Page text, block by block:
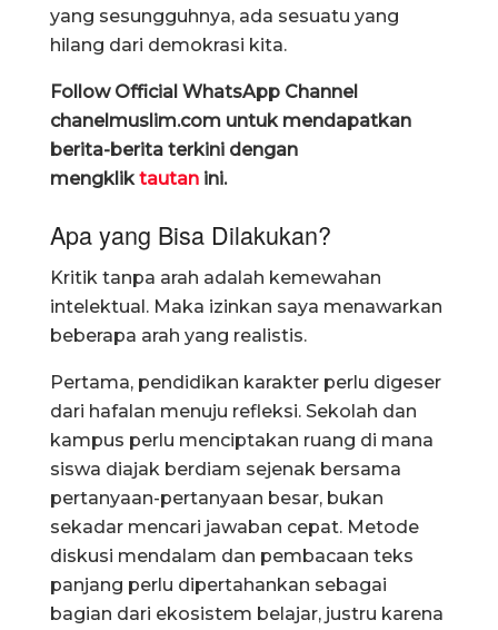
yang sesungguhnya, ada sesuatu yang
hilang dari demokrasi kita.
Follow Official WhatsApp Channel
chanelmuslim.com untuk mendapatkan
berita-berita terkini dengan
mengkliktautan ini.
Apa yang Bisa Dilakukan?
Kritik tanpa arah adalah kemewahan
intelektual. Maka izinkan saya menawarkan
beberapa arah yang realistis.
Pertama, pendidikan karakter perlu digeser
dari hafalan menuju refleksi. Sekolah dan
kampus perlu menciptakan ruang di mana
siswa diajak berdiam sejenak bersama
pertanyaan-pertanyaan besar, bukan
sekadar mencari jawaban cepat. Metode
diskusi mendalam dan pembacaan teks
panjang perlu dipertahankan sebagai
bagian dari ekosistem belajar, justru karena